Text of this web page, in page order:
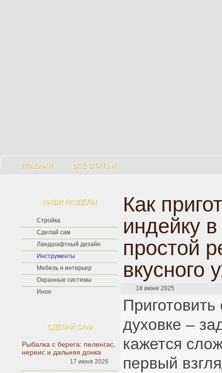
ГЛАВНАЯ ВСЕ СТАТЬИ
НАШИ РАЗДЕЛЫ
Стройка
Сделай сам
Ландшафтный дизайн
Инструменты
Мебель и интерьер
Охранные системы
Иное
СДЕЛАЙ САМ
Рыбалка с берега: пеленгас,
нереис и дальняя донка
17 июня 2026
Как
индейку
простой
вкусного
18 июня 2025
духовке –
кажется
первый